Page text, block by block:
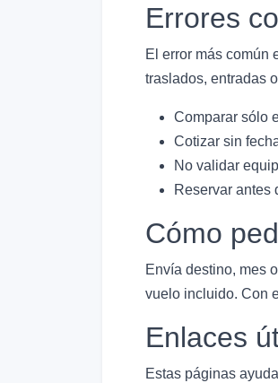
Errores
El error más común
traslados, entradas
Comparar sólo
Cotizar sin
No validar
Reservar antes
Cómo
Envía destino, mes
vuelo incluido. Con
Enlaces
Estas páginas